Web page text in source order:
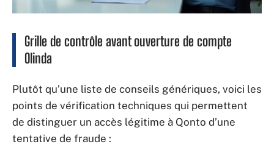
Grille de contrôle avant ouverture de compte
Olinda
Plutôt qu’une liste de conseils génériques, voici les
points de vérification techniques qui permettent
de distinguer un accès légitime à Qonto d’une
tentative de fraude :